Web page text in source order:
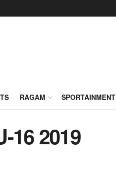
RAGAM SPORTAINMENT
16 2019